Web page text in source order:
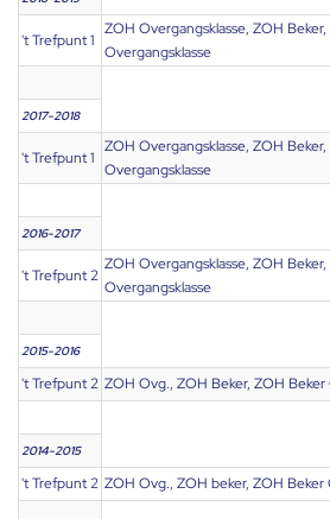
't Trefpunt 1
ZOH Overgangsklasse, ZOH
Overgangsklasse
2017-2018
't Trefpunt 1
ZOH Overgangsklasse, ZOH
Overgangsklasse
2016-2017
't Trefpunt 2
ZOH Overgangsklasse, ZOH
Overgangsklasse
2015-2016
't Trefpunt 2 ZOH Ovg., ZOH Beker, ZOH Beker
2014-2015
't Trefpunt 2 ZOH Ovg., ZOH beker, ZOH Beker